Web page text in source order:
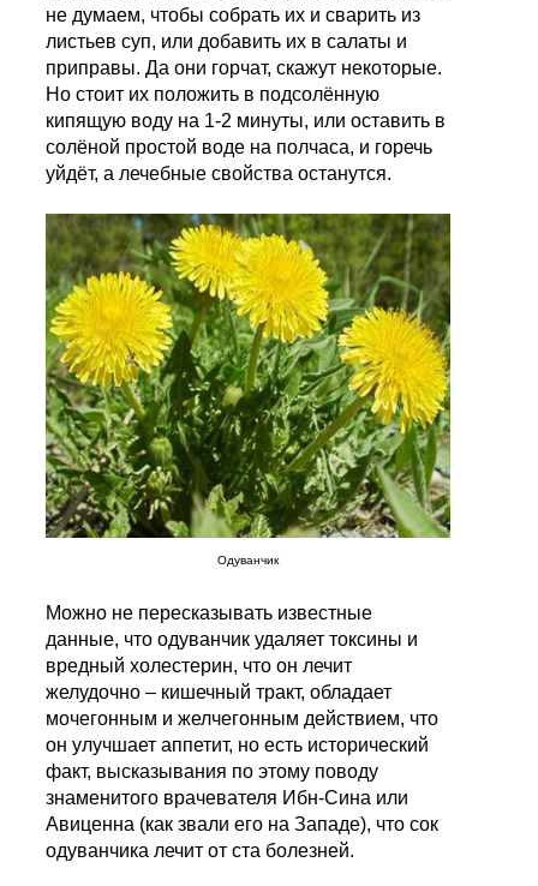
не думаем, чтобы собрать их и сварить из
листьев суп, или добавить их в салаты и
приправы. Да они горчат, скажут некоторые.
Но стоит их положить в подсолённую
кипящую воду на 1-2 минуты, или оставить в
солёной простой воде на полчаса, и горечь
уйдёт, а лечебные свойства останутся.
Одуванчик
Можно не пересказывать известные
данные, что одуванчик удаляет токсины и
вредный холестерин, что он лечит
желудочно – кишечный тракт, обладает
мочегонным и желчегонным действием, что
он улучшает аппетит, но есть исторический
факт, высказывания по этому поводу
знаменитого врачевателя Ибн-Сина или
Авиценна (как звали его на Западе), что сок
одуванчика лечит от ста болезней.